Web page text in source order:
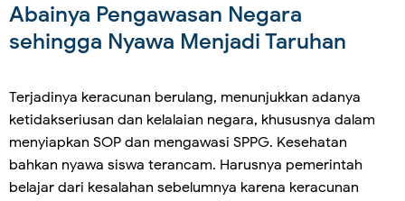
Abainya Pengawasan Negara
sehingga Nyawa Menjadi Taruhan
Terjadinya keracunan berulang, menunjukkan adanya
ketidakseriusan dan kelalaian negara, khususnya dalam
menyiapkan SOP dan mengawasi SPPG. Kesehatan
bahkan nyawa siswa terancam. Harusnya pemerintah
belajar dari kesalahan sebelumnya karena keracunan